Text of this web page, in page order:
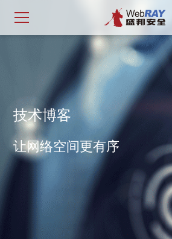
技术博客
让网络空间更有序